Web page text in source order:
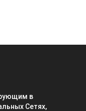
в
Сетях,